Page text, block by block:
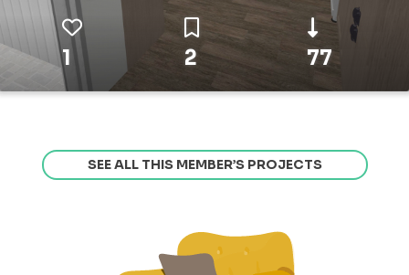
1 2 77
SEE ALL THIS MEMBER’S PROJECTS